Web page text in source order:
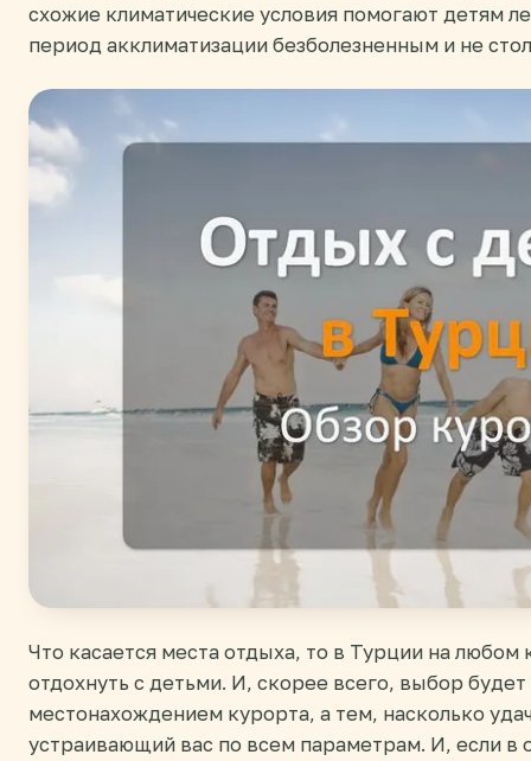
схожие климатические условия помогают детям
период акклиматизации безболезненным и не
Что касается места отдыха, то в Турции на
отдохнуть с детьми. И, скорее всего, выбор
местонахождением курорта, а тем, насколько
устраивающий вас по всем параметрам. И, если в